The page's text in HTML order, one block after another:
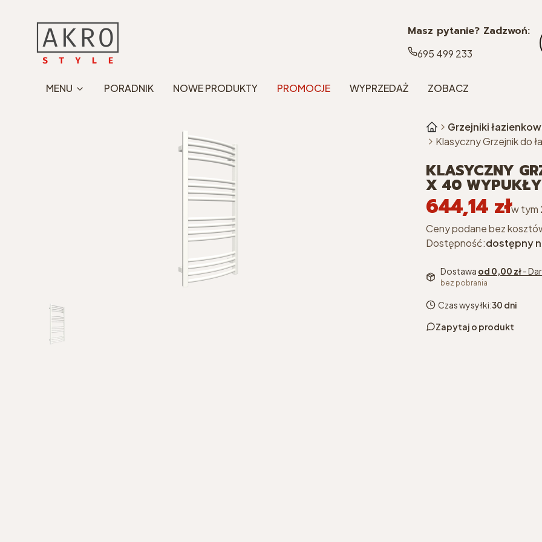
Masz pytanie? Zadzwoń:
695 499 233
MENU PORADNIK NOWE PRODUKTY PROMOCJE WYPRZEDAŻ ZOBACZ
Grzejniki
Klasyczny Grzejnik do
KLASYCZNY
X 40 WYPUKŁY
Cena
644,14 złw tym
w tym
Ceny podane bez
Dostępność:dostępny
Dostawa od 0,00 zł-
bez pobrania
Czas wysyłki:30 dni
Zapytaj o produkt